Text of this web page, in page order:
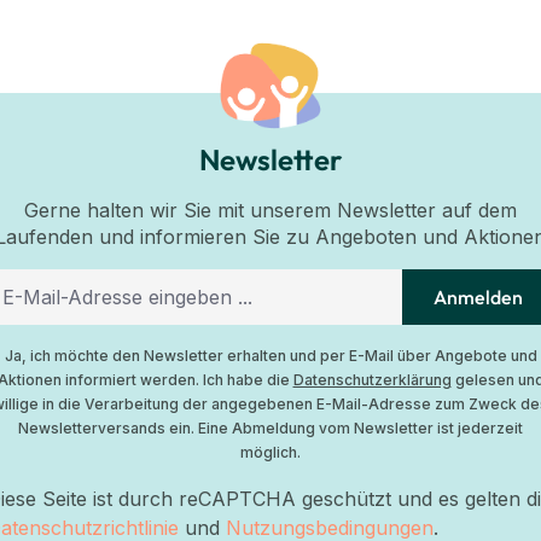
Newsletter
Gerne halten wir Sie mit unserem Newsletter auf dem
und informieren Sie zu Angeboten und
Anmelden
Ja, ich möchte den Newsletter erhalten und per E-Mail über Angebote und
informiert werden. Ich habe die Datenschutzerklärung gelesen
in die Verarbeitung der angegebenen E-Mail-Adresse zum Zweck
Newsletterversands ein. Eine Abmeldung vom Newsletter ist jederzeit
möglich.
Seite ist durch reCAPTCHA geschützt und es gelten
und Nutzungsbedingungen.